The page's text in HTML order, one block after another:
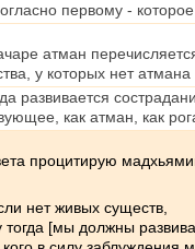
первому -
атман
у которых нет
развивается
как атман, как
процитирую
нет живых существ,
тогда [мы должны